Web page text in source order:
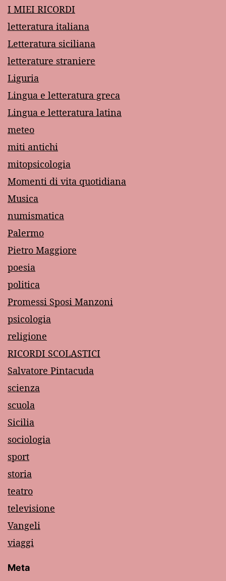
I MIEI RICORDI
letteratura italiana
Letteratura siciliana
letterature straniere
Liguria
Lingua e letteratura greca
Lingua e letteratura latina
meteo
miti antichi
mitopsicologia
Momenti di vita quotidiana
Musica
numismatica
Palermo
Pietro Maggiore
poesia
politica
Promessi Sposi Manzoni
psicologia
religione
RICORDI SCOLASTICI
Salvatore Pintacuda
scienza
scuola
Sicilia
sociologia
sport
storia
teatro
televisione
Vangeli
viaggi
Meta